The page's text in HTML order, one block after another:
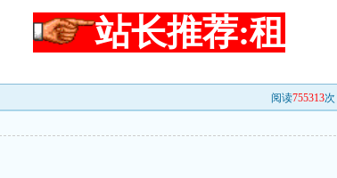
站长推荐:租
阅读755313次 |